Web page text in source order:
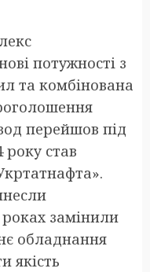
потужності з
та комбінована
перейшов під
став
роках замінили
обладнання
якість